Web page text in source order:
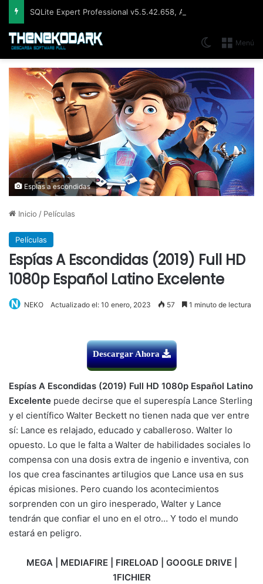
Menú
Switch skin
Espias a escondidas
Inicio / Películas
Películas
Espías A Escondidas (2019) Full HD
1080p Español Latino Excelente
NEKO Actualizado el: 10 enero, 2023 57 1 minuto de lectura
Descargar Ahora
Espías A Escondidas (2019) Full HD 1080p Español Latino
Excelente puede decirse que el superespía Lance Sterling
y el científico Walter Beckett no tienen nada que ver entre
sí: Lance es relajado, educado y caballeroso. Walter lo
opuesto. Lo que le falta a Walter de habilidades sociales lo
compensa con una dosis extra de ingenio e inventiva, con
los que crea fascinantes artilugios que Lance usa en sus
épicas misiones. Pero cuando los acontecimientos
sorprenden con un giro inesperado, Walter y Lance
tendrán que confiar el uno en el otro… Y todo el mundo
estará en peligro.
MEGA | MEDIAFIRE | FIRELOAD | GOOGLE DRIVE |
1FICHIER